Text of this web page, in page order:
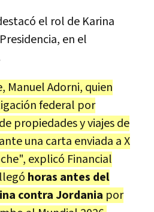
el rol de Karina
en el
Manuel Adorni, quien
federal por
propiedades y viajes de
una carta enviada a X
explicó Financial
horas antes del
contra Jordania por